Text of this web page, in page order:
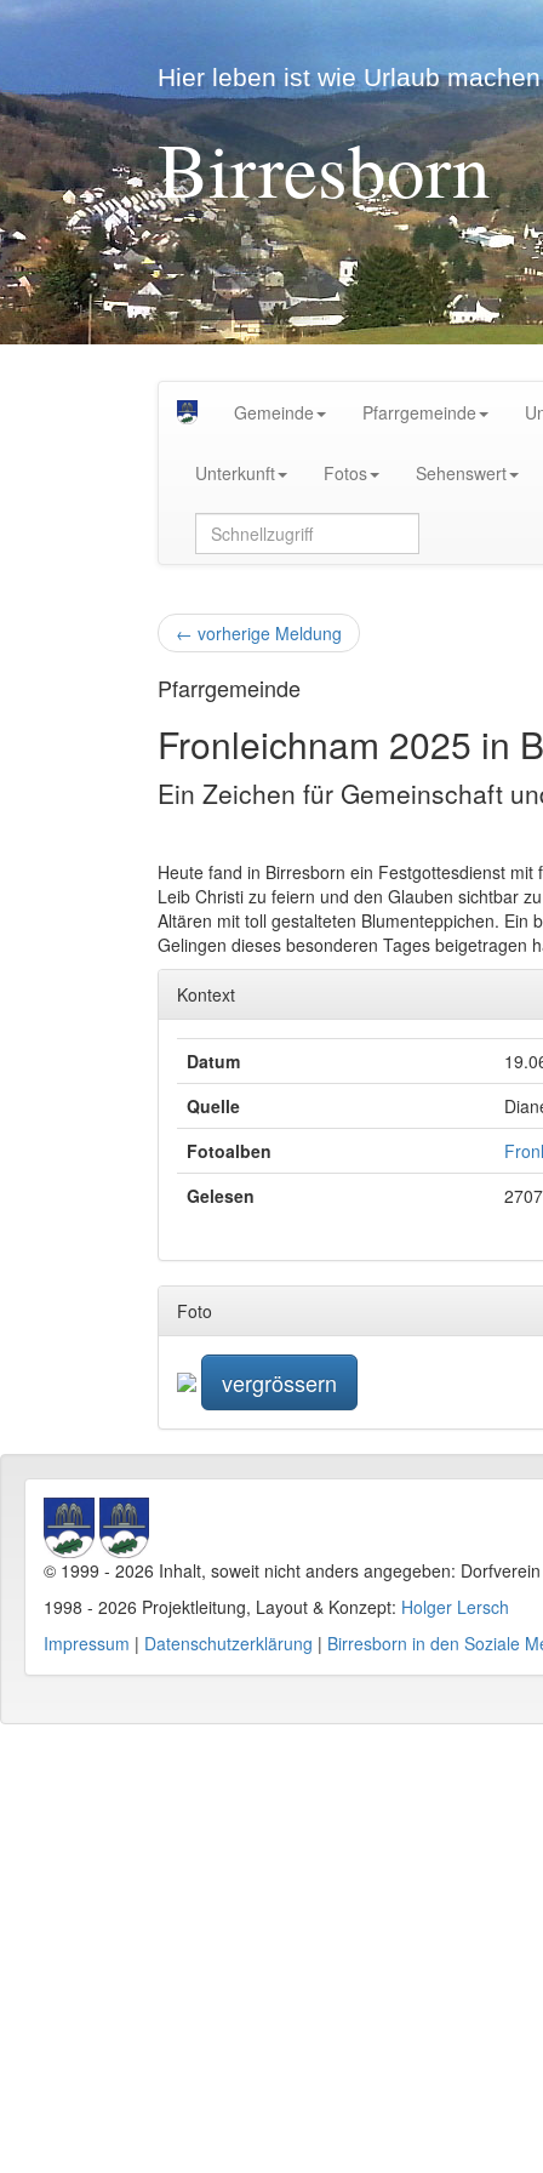
Hier leben ist wie Urlaub
Birresborn
Gemeinde Pfarrgemeinde
Unterkunft Fotos Sehenswert
← vorherige Meldung
Pfarrgemeinde
Fronleichnam 2025 in
Ein Zeichen für Gemeinschaft
Heute fand in Birresborn ein Festgottesdienst
Leib Christi zu feiern und den Glauben sichtbar
Altären mit toll gestalteten Blumenteppichen. Ein
Gelingen dieses besonderen Tages beigetragen
Kontext
Datum
Quelle
Fotoalben
Gelesen
Foto
vergrössern
© 1999 - 2026 Inhalt, soweit nicht anders angegeben:
1998 - 2026 Projektleitung, Layout & Konzept: Holger Lersch
Impressum | Datenschutzerklärung | Birresborn in den Soziale